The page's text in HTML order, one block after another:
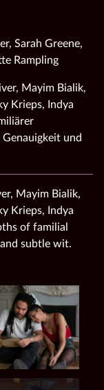
Sarah Greene,
Rampling
Mayim Bialik,
Krieps, Indya
und
Mayim Bialik,
Krieps, Indya
of familial
subtle wit.